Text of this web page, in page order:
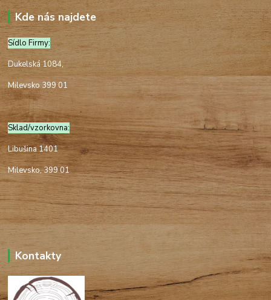
Kde nás najdete
Sídlo Firmy:
Dukelská 1084,
Milevsko 399 01
Sklad/vzorkovna:
Libušina 1401
Milevsko, 399 01
Kontakty